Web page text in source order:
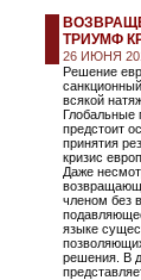
ТРИУМФ
26 ИЮНЯ
Решение
всякой
Глобальные
предстоит
принятия
кризис
Даже
членом без
языке
решения. В